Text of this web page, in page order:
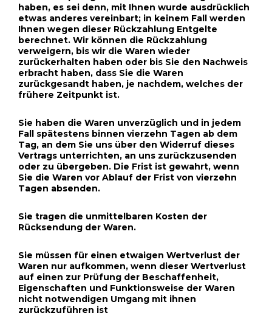
haben, es sei denn, mit Ihnen wurde ausdrücklich
etwas anderes vereinbart; in keinem Fall werden
Ihnen wegen dieser Rückzahlung Entgelte
berechnet. Wir können die Rückzahlung
verweigern, bis wir die Waren wieder
zurückerhalten haben oder bis Sie den Nachweis
erbracht haben, dass Sie die Waren
zurückgesandt haben, je nachdem, welches der
frühere Zeitpunkt ist.
Sie haben die Waren unverzüglich und in jedem
Fall spätestens binnen vierzehn Tagen ab dem
Tag, an dem Sie uns über den Widerruf dieses
Vertrags unterrichten, an uns zurückzusenden
oder zu übergeben. Die Frist ist gewahrt, wenn
Sie die Waren vor Ablauf der Frist von vierzehn
Tagen absenden.
Sie tragen die unmittelbaren Kosten der
Rücksendung der Waren.
Sie müssen für einen etwaigen Wertverlust der
Waren nur aufkommen, wenn dieser Wertverlust
auf einen zur Prüfung der Beschaffenheit,
Eigenschaften und Funktionsweise der Waren
nicht notwendigen Umgang mit ihnen
zurückzuführen ist